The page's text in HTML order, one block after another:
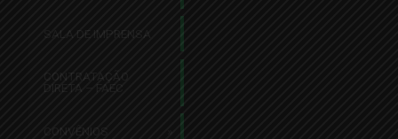
SALA DE IMPRENSA
CONTRATAÇÃO
DIRETA – FAEC
CONVÊNIOS